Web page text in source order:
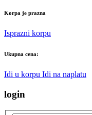
Korpa je prazna
Isprazni korpu
Ukupna cena:
Idi u korpu Idi na naplatu
login